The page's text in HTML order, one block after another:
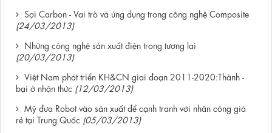
Sợi Carbon - Vai trò và ứng dụng trong công nghệ Composite
(24/03/2013)
Những công nghệ sản xuất điện trong tương lai
(20/03/2013)
Việt Nam phát triển KH&CN giai đoạn 2011-2020:Thành -
bại ở nhận thức (12/03/2013)
Mỹ đưa Robot vào sản xuất để cạnh tranh với nhân công giá
rẻ tại Trung Quốc (05/03/2013)